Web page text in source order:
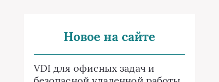
Новое на сайте
VDI для офисных задач и